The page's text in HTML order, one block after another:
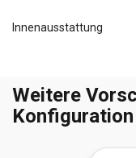
Innenausstattung
Weitere
Konfiguration